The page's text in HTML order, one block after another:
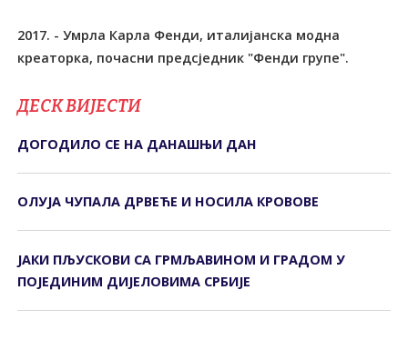
2017. - Умрла Карла Фенди, италијанска модна
креаторка, почасни предсједник "Фенди групе".
ДЕСК ВИЈЕСТИ
ДОГОДИЛО СЕ НА ДАНАШЊИ ДАН
ОЛУЈА ЧУПАЛА ДРВЕЋЕ И НОСИЛА КРОВОВЕ
ЈАКИ ПЉУСКОВИ СА ГРМЉАВИНОМ И ГРАДОМ У
ПОЈЕДИНИМ ДИЈЕЛОВИМА СРБИЈЕ